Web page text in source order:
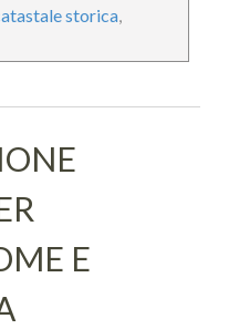
storica,
E